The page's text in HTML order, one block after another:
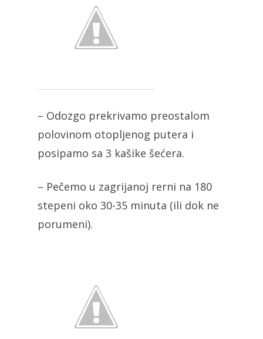
– Odozgo prekrivamo preostalom
polovinom otopljenog putera i
posipamo sa 3 kašike šećera.
– Pečemo u zagrijanoj rerni na 180
stepeni oko 30-35 minuta (ili dok ne
porumeni).